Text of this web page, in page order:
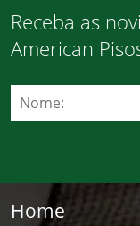
Receba as
American
Home